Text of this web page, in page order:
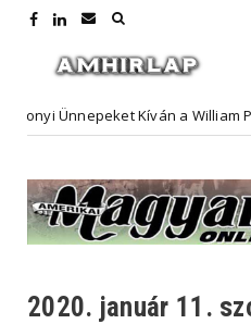
Kíván a William Penn
2020. január 11.